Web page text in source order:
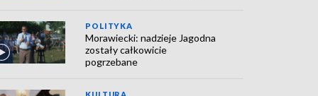
POLITYKA
Morawiecki: nadzieje Jagodna
zostały całkowicie
pogrzebane